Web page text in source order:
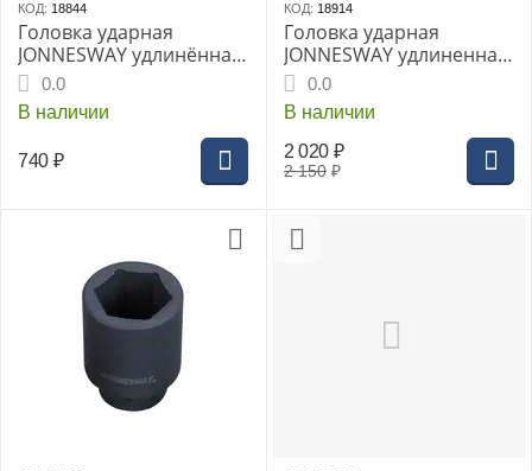
КОД: 18844
Головка ударная
JONNESWAY удлинённая
1/2" 21мм (S03AD4121)
0.0
В наличии
740 ₽
КОД: 18914
Головка ударная
JONNESWAY удлиненная
3/4" 19мм (S03AD6119)
0.0
В наличии
2 150 ₽
2 020 ₽